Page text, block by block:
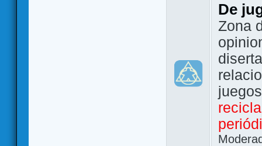
De
Zona